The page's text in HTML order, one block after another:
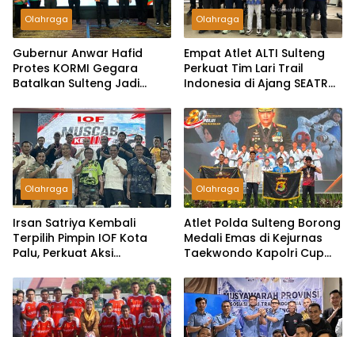
Olahraga
Gubernur Anwar Hafid
Protes KORMI Gegara
Batalkan Sulteng Jadi
Olahraga
Empat Atlet ALTI Sulteng
Perkuat Tim Lari Trail
Indonesia di Ajang SEATRC
Olahraga
Irsan Satriya Kembali
Terpilih Pimpin IOF Kota
Palu, Perkuat Aksi
Wisata
Olahraga
Atlet Polda Sulteng Borong
Medali Emas di Kejurnas
Taekwondo Kapolri Cup